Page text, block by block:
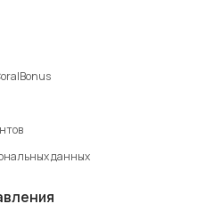
данных